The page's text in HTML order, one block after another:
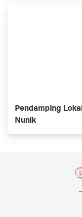
Pendamping
Nunik